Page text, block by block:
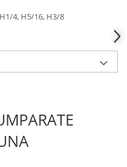
4, H5/16, H3/8